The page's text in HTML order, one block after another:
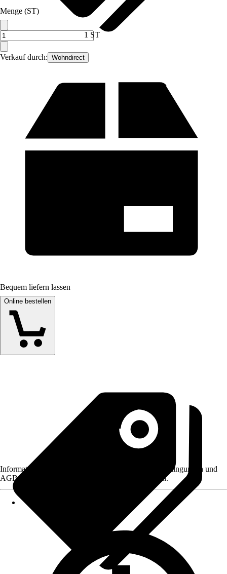
Verkauf durch: Wohndirect
Menge (ST)
1 ST
Bequem liefern lassen
Online bestellen
Informationen des Verkäufers, wie z. B. Rückgabebedingungen und
AGB, finden Sie bei Klick auf den Verkäufernamen.